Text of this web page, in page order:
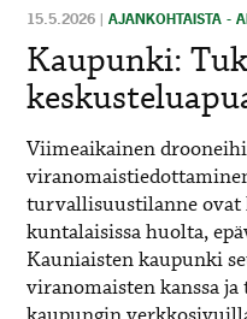
15.5.2026 |AJANKOHTAISTA -
Kaupunki:
Viimeaikainen
turvallisuustilanne ovat
kuntalaisissa huolta,
Kauniaisten kaupunki
viranomaisten kanssa